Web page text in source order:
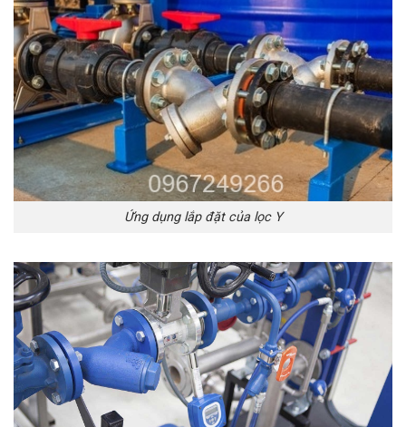
Ứng dụng lắp đặt của lọc Y